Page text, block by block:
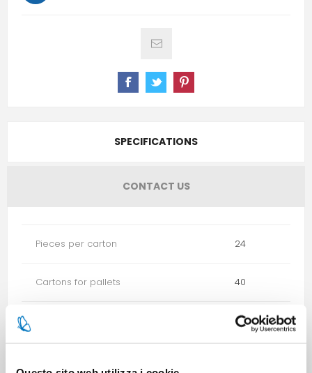
SPECIFICATIONS
CONTACT US
Pieces per carton 24
Cartons for pallets 40
10